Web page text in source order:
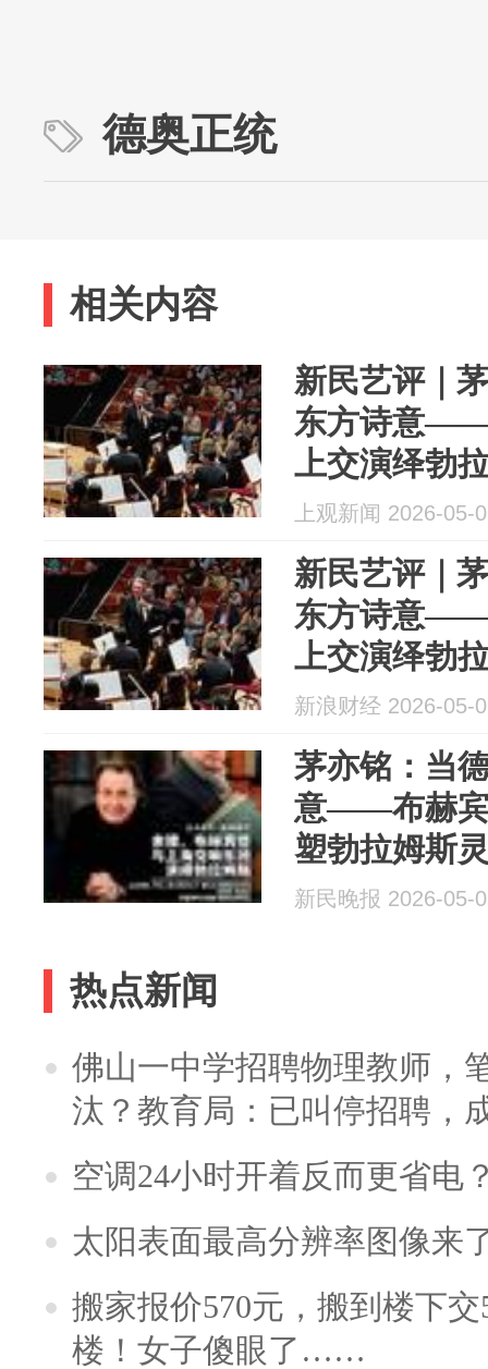
德奥正统
相关内容
新民艺评｜
东方诗意——
上交演绎勃
上观新闻 2026-05-
新民艺评｜
东方诗意——
上交演绎勃
新浪财经 2026-05-
茅亦铭：当
意——布赫宾
塑勃拉姆斯
新民晚报 2026-05-
热点新闻
佛山一中学招聘物理教师，
汰？教育局：已叫停招聘，
空调24小时开着反而更省电
太阳表面最高分辨率图像来
搬家报价570元，搬到楼下
楼！女子傻眼了……